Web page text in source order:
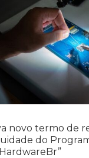
novo termo de
do